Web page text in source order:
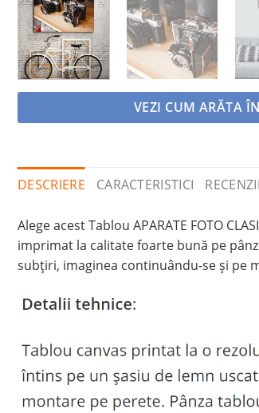
VEZI CUM ARĂTA
DESCRIERE CARACTERISTICI
Alege acest Tablou APARATE FOTO
imprimat la calitate foarte bună pe
subțiri, imaginea continuându-se și pe